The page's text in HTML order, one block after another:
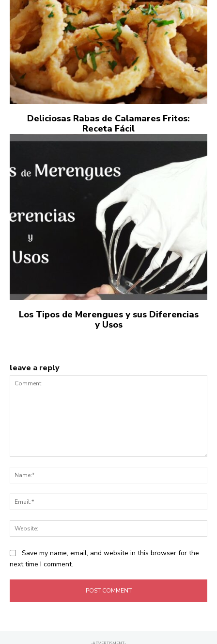
Deliciosas Rabas de Calamares Fritos:
Receta Fácil
Los Tipos de Merengues y sus Diferencias
y Usos
leave a reply
Save my name, email, and website in this browser for the
next time I comment.